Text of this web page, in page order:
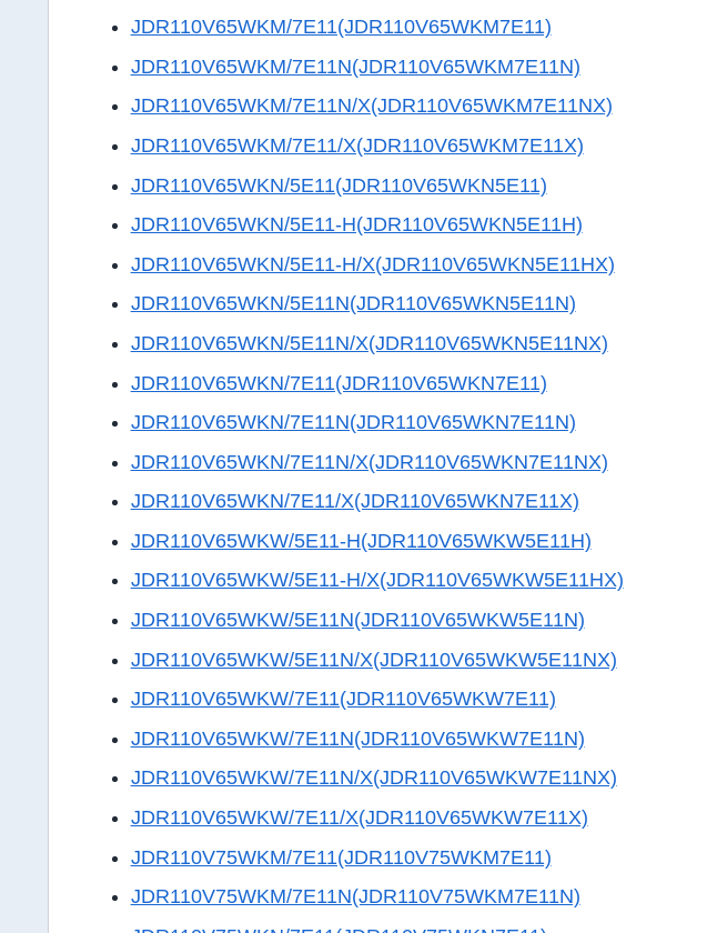
JDR110V65WKM/7E11(JDR110V65WKM7E11)
JDR110V65WKM/7E11N(JDR110V65WKM7E11N)
JDR110V65WKM/7E11N/X(JDR110V65WKM7E11NX)
JDR110V65WKM/7E11/X(JDR110V65WKM7E11X)
JDR110V65WKN/5E11(JDR110V65WKN5E11)
JDR110V65WKN/5E11-H(JDR110V65WKN5E11H)
JDR110V65WKN/5E11-H/X(JDR110V65WKN5E11HX)
JDR110V65WKN/5E11N(JDR110V65WKN5E11N)
JDR110V65WKN/5E11N/X(JDR110V65WKN5E11NX)
JDR110V65WKN/7E11(JDR110V65WKN7E11)
JDR110V65WKN/7E11N(JDR110V65WKN7E11N)
JDR110V65WKN/7E11N/X(JDR110V65WKN7E11NX)
JDR110V65WKN/7E11/X(JDR110V65WKN7E11X)
JDR110V65WKW/5E11-H(JDR110V65WKW5E11H)
JDR110V65WKW/5E11-H/X(JDR110V65WKW5E11HX)
JDR110V65WKW/5E11N(JDR110V65WKW5E11N)
JDR110V65WKW/5E11N/X(JDR110V65WKW5E11NX)
JDR110V65WKW/7E11(JDR110V65WKW7E11)
JDR110V65WKW/7E11N(JDR110V65WKW7E11N)
JDR110V65WKW/7E11N/X(JDR110V65WKW7E11NX)
JDR110V65WKW/7E11/X(JDR110V65WKW7E11X)
JDR110V75WKM/7E11(JDR110V75WKM7E11)
JDR110V75WKM/7E11N(JDR110V75WKM7E11N)